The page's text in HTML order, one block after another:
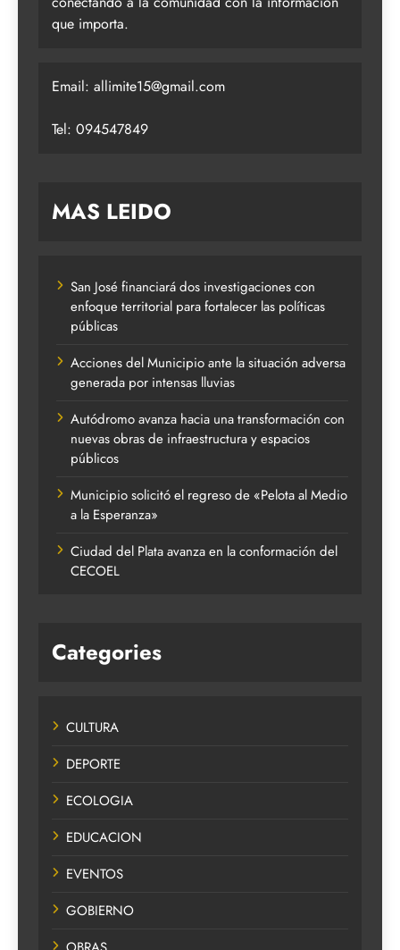
que importa.
Email: allimite15@gmail.com
Tel: 094547849
MAS LEIDO
San José financiará dos investigaciones con
enfoque territorial para fortalecer las políticas
públicas
Acciones del Municipio ante la situación adversa
generada por intensas lluvias
Autódromo avanza hacia una transformación con
nuevas obras de infraestructura y espacios
públicos
Municipio solicitó el regreso de «Pelota al Medio
a la Esperanza»
Ciudad del Plata avanza en la conformación del
CECOEL
Categories
CULTURA
DEPORTE
ECOLOGIA
EDUCACION
EVENTOS
GOBIERNO